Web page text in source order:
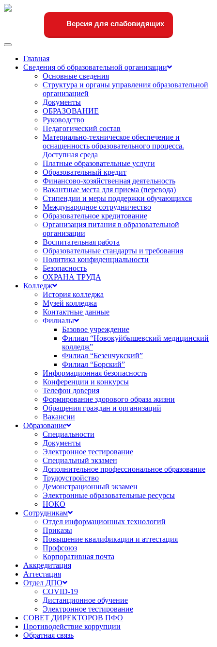
Версия для слабовидящих
Переключить
навигацииГлавная
Сведения об образовательной организации
Основные сведения
Структура и органы управления образовательной
организацией
Документы
ОБРАЗОВАНИЕ
Руководство
Педагогический состав
Материально-техническое обеспечение и
оснащенность образовательного процесса.
Доступная среда
Платные образовательные услуги
Образовательный кредит
Финансово-хозяйственная деятельность
Вакантные места для приема (перевода)
Стипендии и меры поддержки обучающихся
Международное сотрудничество
Образовательное кредитование
Организация питания в образовательной
организации
Воспитательная работа
Образовательные стандарты и требования
Политика конфиденциальности
Безопасность
ОХРАНА ТРУДА
Колледж
История колледжа
Музей колледжа
Контактные данные
Филиалы
Базовое учреждение
Филиал “Новокуйбышевский медицинский
колледж”
Филиал “Безенчукский”
Филиал “Борский”
Информационная безопасность
Конференции и конкурсы
Телефон доверия
Формирование здорового образа жизни
Обращения граждан и организаций
Вакансии
Образование
Специальности
Документы
Электронное тестирование
Специальный экзамен
Дополнительное профессиональное образование
Трудоустройство
Демонстрационный экзамен
Электронные образовательные ресурсы
НОКО
Сотрудникам
Отдел информационных технологий
Приказы
Повышение квалификации и аттестация
Профсоюз
Корпоративная почта
Аккредитация
Аттестация
Отдел ДПО
COVID-19
Дистанционное обучение
Электронное тестирование
СОВЕТ ДИРЕКТОРОВ ПФО
Противодействие коррупции
Обратная связь